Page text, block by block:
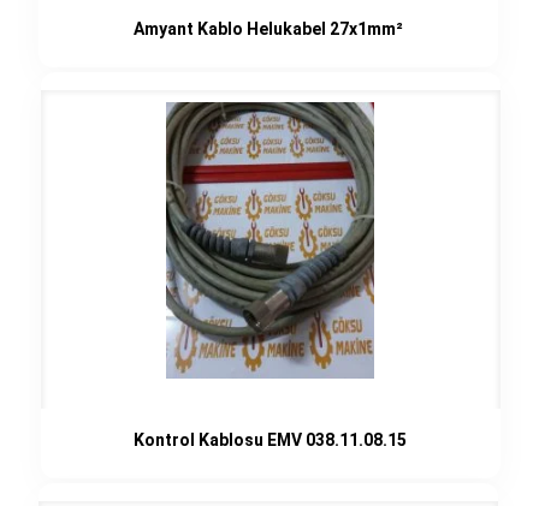
Amyant Kablo Helukabel 27x1mm²
Kontrol Kablosu EMV 038.11.08.15